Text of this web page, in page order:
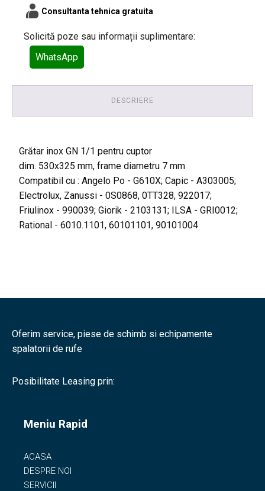
pentru
cuptor
contacts_product Consultanta tehnica gratuita
Solicită poze sau informații suplimentare:
WhatsApp
DESCRIERE
Grătar inox GN 1/1 pentru cuptor
dim. 530x325 mm, frame diametru 7 mm
Compatibil cu : Angelo Po - G610X; Capic - A303005;
Electrolux, Zanussi - 0S0868, 0TT328, 922017;
Friulinox - 990039; Giorik - 2103131; ILSA - GRI0012;
Rational - 6010.1101, 60101101, 90101004
Oferim service, piese de schimb si echipamente
spalatorii de rufe
Posibilitate Leasing prin:
Meniu Rapid
ACASA
DESPRE NOI
SERVICII